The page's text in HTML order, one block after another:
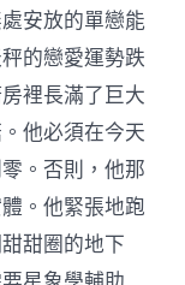
安放的單戀能
的戀愛運勢跌
裡長滿了巨大
他必須在今天
。否則，他那
。他緊張地跑
甜圈的地下